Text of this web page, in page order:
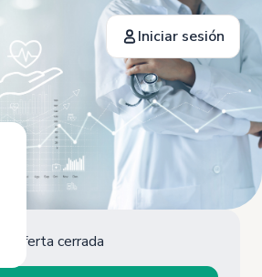
Iniciar sesión
Oferta cerrada